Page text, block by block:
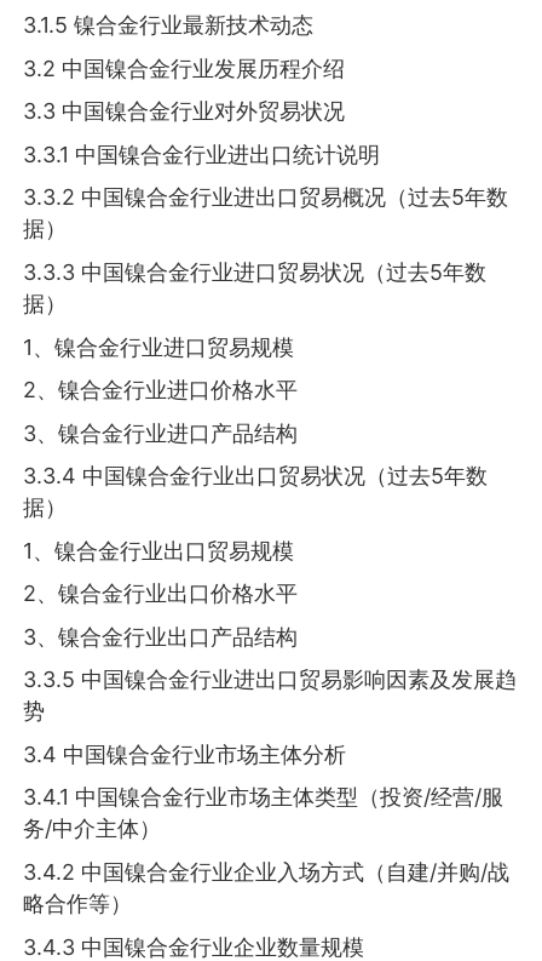
3.1.5 镍合金行业最新技术动态
3.2 中国镍合金行业发展历程介绍
3.3 中国镍合金行业对外贸易状况
3.3.1 中国镍合金行业进出口统计说明
3.3.2 中国镍合金行业进出口贸易概况（过去5年数
据）
3.3.3 中国镍合金行业进口贸易状况（过去5年数
据）
1、镍合金行业进口贸易规模
2、镍合金行业进口价格水平
3、镍合金行业进口产品结构
3.3.4 中国镍合金行业出口贸易状况（过去5年数
据）
1、镍合金行业出口贸易规模
2、镍合金行业出口价格水平
3、镍合金行业出口产品结构
3.3.5 中国镍合金行业进出口贸易影响因素及发展趋
势
3.4 中国镍合金行业市场主体分析
3.4.1 中国镍合金行业市场主体类型（投资/经营/服
务/中介主体）
3.4.2 中国镍合金行业企业入场方式（自建/并购/战
略合作等）
3.4.3 中国镍合金行业企业数量规模